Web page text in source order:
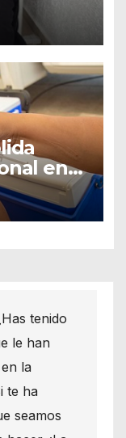
en
tenido
le han
la
te ha
seamos